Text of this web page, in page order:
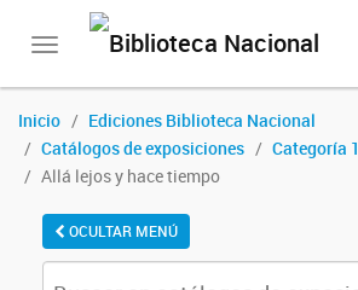
Toggle
Inicio
Ediciones Biblioteca Nacional
Catálogos de exposiciones
Categoría 1
Allá lejos y hace tiempo
OCULTAR MENÚ